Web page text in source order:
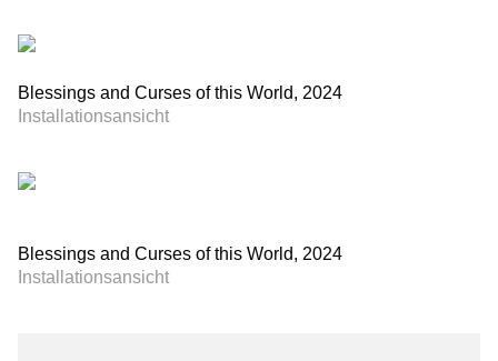
Blessings and Curses of this World, 2024
Installationsansicht
Blessings and Curses of this World, 2024
Installationsansicht